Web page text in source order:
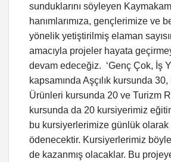
sunduklarını söyleyen Kaymakam
hanımlarımıza, gençlerimize ve
yönelik yetiştirilmiş elaman
amacıyla projeler hayata
devam edeceğiz. ‘Genç Çok, İş
kapsamında Aşçılık kursunda
Ürünleri kursunda 20 ve Turizm
kursunda da 20 kursiyerimiz
bu kursiyerlerimize günlük
ödenecektir. Kursiyerlerimiz
de kazanmış olacaklar. Bu